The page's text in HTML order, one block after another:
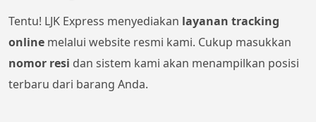
Tentu! LJK Express menyediakan layanan tracking
online melalui website resmi kami. Cukup masukkan
nomor resi dan sistem kami akan menampilkan posisi
terbaru dari barang Anda.